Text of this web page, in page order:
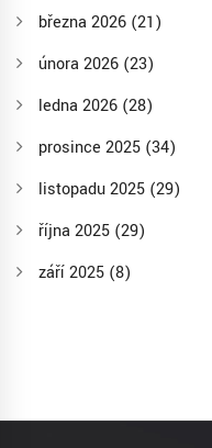
března 2026 (21)
února 2026 (23)
ledna 2026 (28)
prosince 2025 (34)
listopadu 2025 (29)
října 2025 (29)
září 2025 (8)